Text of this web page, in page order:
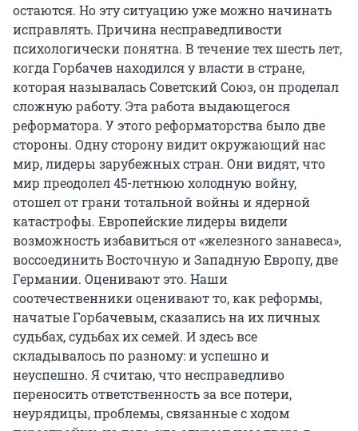
остаются. Но эту ситуацию уже можно начинать
исправлять. Причина несправедливости
психологически понятна. В течение тех шесть лет,
когда Горбачев находился у власти в стране,
которая называлась Советский Союз, он проделал
сложную работу. Эта работа выдающегося
реформатора. У этого реформаторства было две
стороны. Одну сторону видит окружающий нас
мир, лидеры зарубежных стран. Они видят, что
мир преодолел 45-летнюю холодную войну,
отошел от грани тотальной войны и ядерной
катастрофы. Европейские лидеры видели
возможность избавиться от «железного занавеса»,
воссоединить Восточную и Западную Европу, две
Германии. Оценивают это. Наши
соотечественники оценивают то, как реформы,
начатые Горбачевым, сказались на их личных
судьбах, судьбах их семей. И здесь все
складывалось по разному: и успешно и
неуспешно. Я считаю, что несправедливо
переносить ответственность за все потери,
неурядицы, проблемы, связанные с ходом